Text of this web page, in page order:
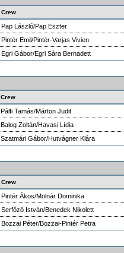
Crew
Pap László/Pap Eszter
Pintér Emil/Pintér-Varjas Vivien
Egri Gábor/Egri Sára Bernadett
Crew
Pálfi Tamás/Márton Judit
Balog Zoltán/Havasi Lídia
Szatmári Gábor/Hutvágner Klára
Crew
Pintér Ákos/Molnár Dominika
Serfőző István/Benedek Nikolett
Bozzai Péter/Bozzai-Pintér Petra